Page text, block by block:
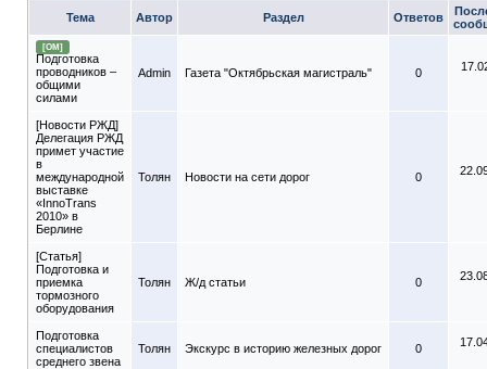
Тема Автор Раздел Ответов
[ОМ]
Подготовка
проводников –
общими
силами
Admin Газета "Октябрьская магистраль" 0
[Новости РЖД]
Делегация РЖД
примет участие
в
международной
выставке
«InnoTrans
2010» в
Берлине
Толян Новости на сети дорог 0
[Статья]
Подготовка и
приемка
тормозного
оборудования
Толян Ж/д статьи 0
Подготовка
специалистов
среднего звена
Толян Экскурс в историю железных дорог 0